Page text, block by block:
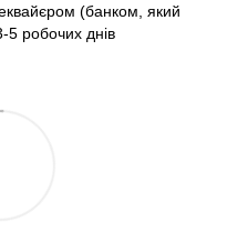
(банком, який
5 робочих днів